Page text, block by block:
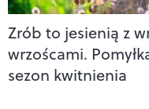
Zrób to jesienią z
wrzoścami.
sezon kwitnienia